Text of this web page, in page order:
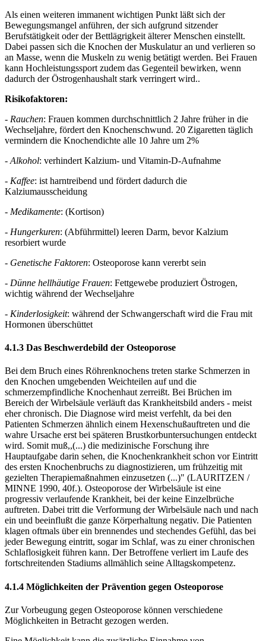
Als einen weiteren immanent wichtigen Punkt läßt sich der
Bewegungsmangel anführen, der sich aufgrund sitzender
Berufstätigkeit oder der Bettlägrigkeit älterer Menschen einstellt.
Dabei passen sich die Knochen der Muskulatur an und verlieren so
an Masse, wenn die Muskeln zu wenig betätigt werden. Bei Frauen
kann Hochleistungssport zudem das Gegenteil bewirken, wenn
dadurch der Östrogenhaushalt stark verringert wird..
Risikofaktoren:
- Rauchen: Frauen kommen durchschnittlich 2 Jahre früher in die
Wechseljahre, fördert den Knochenschwund. 20 Zigaretten täglich
vermindern die Knochendichte alle 10 Jahre um 2%
- Alkohol: verhindert Kalzium- und Vitamin-D-Aufnahme
- Kaffee: ist harntreibend und fördert dadurch die
Kalziumausscheidung
- Medikamente: (Kortison)
- Hungerkuren: (Abführmittel) leeren Darm, bevor Kalzium
resorbiert wurde
- Genetische Faktoren: Osteoporose kann vererbt sein
- Dünne hellhäutige Frauen: Fettgewebe produziert Östrogen,
wichtig während der Wechseljahre
- Kinderlosigkeit: während der Schwangerschaft wird die Frau mit
Hormonen überschüttet
4.1.3 Das Beschwerdebild der Osteoporose
Bei dem Bruch eines Röhrenknochens treten starke Schmerzen in
den Knochen umgebenden Weichteilen auf und die
schmerzempfindliche Knochenhaut zerreißt. Bei Brüchen im
Bereich der Wirbelsäule verläuft das Krankheitsbild anders - meist
eher chronisch. Die Diagnose wird meist verfehlt, da bei den
Patienten Schmerzen ähnlich einem Hexenschußauftreten und die
wahre Ursache erst bei späteren Brustkorbuntersuchungen entdeckt
wird. Somit muß,,(...) die medizinische Forschung ihre
Hauptaufgabe darin sehen, die Knochenkrankheit schon vor Eintritt
des ersten Knochenbruchs zu diagnostizieren, um frühzeitig mit
gezielten Therapiemaßnahmen einzusetzen (...)" (LAURITZEN /
MINNE 1990, 40f.). Osteoporose der Wirbelsäule ist eine
progressiv verlaufende Krankheit, bei der keine Einzelbrüche
auftreten. Dabei tritt die Verformung der Wirbelsäule nach und nach
ein und beeinflußt die ganze Körperhaltung negativ. Die Patienten
klagen oftmals über ein brennendes und stechendes Gefühl, das bei
jeder Bewegung eintritt, sogar im Schlaf, was zu einer chronischen
Schlaflosigkeit führen kann. Der Betroffene verliert im Laufe des
fortschreitenden Stadiums allmählich seine Alltagskompetenz.
4.1.4 Möglichkeiten der Prävention gegen Osteoporose
Zur Vorbeugung gegen Osteoporose können verschiedene
Möglichkeiten in Betracht gezogen werden.